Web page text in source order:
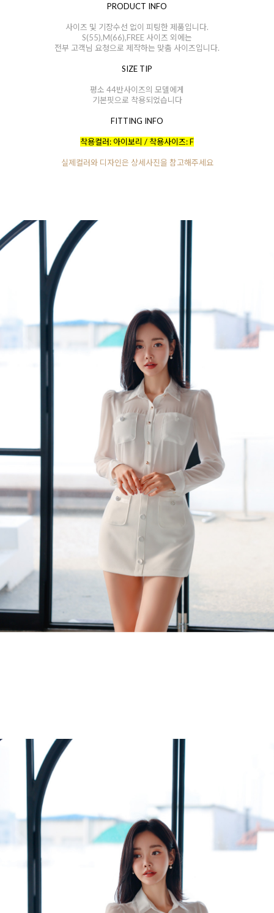
PRODUCT INFO
사이즈 및 기장수선 없이 피팅한 제품입니다.
S(55),M(66),FREE 사이즈 외에는
전부 고객님 요청으로 제작하는 맞춤 사이즈입니다.
SIZE TIP
평소 44반사이즈의 모델에게
기본핏으로 착용되었습니다
FITTING INFO
착용컬러: 아이보리 / 착용사이즈: F
실제컬러와 디자인은 상세사진을 참고해주세요